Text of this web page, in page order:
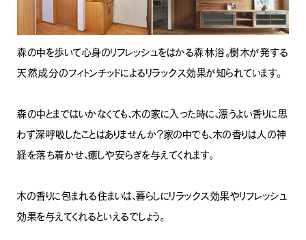
ナチュラル
ナチュラル
カントリー
森の中を歩いて心身のリフレッシュをはかる森林浴。樹木が発する
天然成分のフィトンチッドによるリラックス効果が知られています。
森の中とまではいかなくても、木の家に入った時に、漂うよい香りに思
わず深呼吸したことはありませんか？家の中でも、木の香りは人の神
経を落ち着かせ、癒しや安らぎを与えてくれます。
木の香りに包まれる住まいは、暮らしにリラックス効果やリフレッシュ
効果を与えてくれるといえるでしょう。